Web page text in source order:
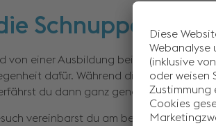
Schnuppertage?
von einer Ausbildung bei der
dafür. Während dieser Tage wirst
du dann ganz genau, wie es bei
vereinbarst du am besten